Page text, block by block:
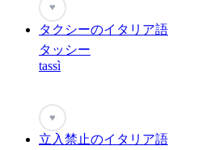
♥
タクシーのイタリア語
タッシー
tassì
♥
立入禁止のイタリア語